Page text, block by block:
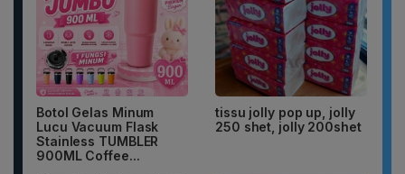
Botol Gelas Minum
Lucu Vacuum Flask
Stainless TUMBLER
900ML Coffee...
tissu jolly pop up, jolly
250 shet, jolly 200shet